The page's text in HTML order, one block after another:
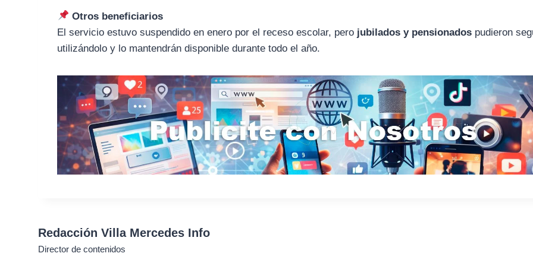
Otros beneficiarios
El servicio estuvo suspendido en enero por el receso escolar, pero jubilados y pensionados pudieron
utilizándolo y lo mantendrán disponible durante todo el año.
Redacción Villa Mercedes Info
Director de contenidos